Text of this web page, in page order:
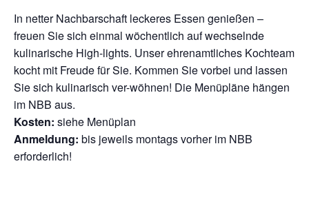
In netter Nachbarschaft leckeres Essen genießen –
freuen Sie sich einmal wöchentlich auf wechselnde
kulinarische High-lights. Unser ehrenamtliches Kochteam
kocht mit Freude für Sie. Kommen Sie vorbei und lassen
Sie sich kulinarisch ver-wöhnen! Die Menüpläne hängen
im NBB aus.
Kosten: siehe Menüplan
Anmeldung: bis jeweils montags vorher im NBB
erforderlich!